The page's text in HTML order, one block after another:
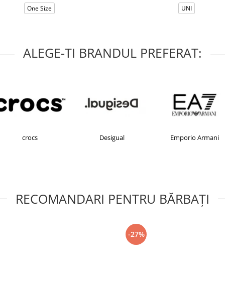
One Size UNI
ALEGE-TI BRANDUL PREFERAT:
crocs Desigual Emporio Armani
RECOMANDARI PENTRU BĂRBAŢI
-27%